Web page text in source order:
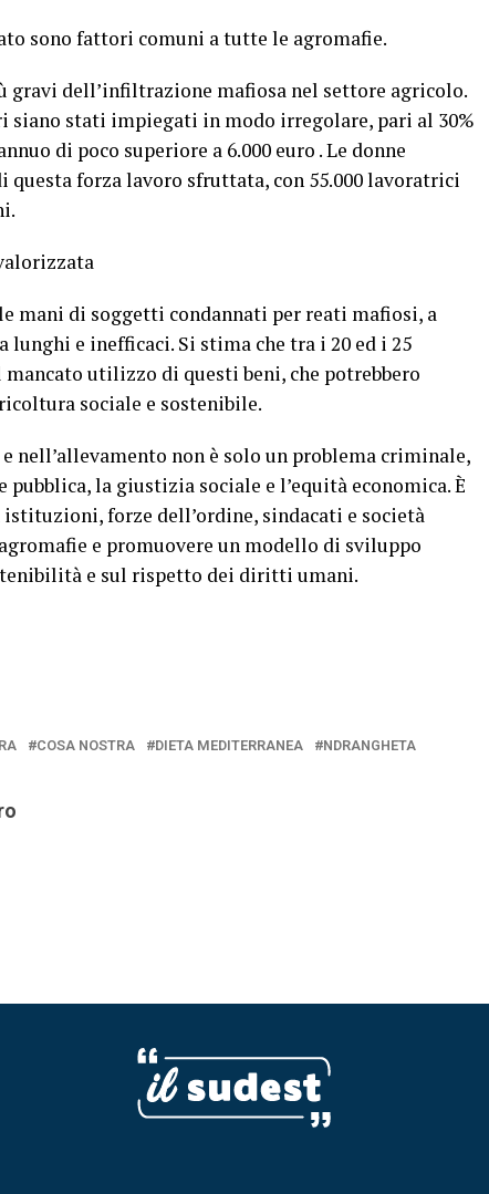
sono fattori comuni a tutte le agromafie.
gravi dell’infiltrazione mafiosa nel settore agricolo.
siano stati impiegati in modo irregolare, pari al 30%
di poco superiore a 6.000 euro . Le donne
forza lavoro sfruttata, con 55.000 lavoratrici
mani di soggetti condannati per reati mafiosi, a
lunghi e inefficaci. Si stima che tra i 20 ed i 25
utilizzo di questi beni, che potrebbero
sociale e sostenibile.
nell’allevamento non è solo un problema criminale,
la giustizia sociale e l’equità economica. È
forze dell’ordine, sindacati e società
e promuovere un modello di sviluppo
e sul rispetto dei diritti umani.
COSA NOSTRA DIETA MEDITERRANEA NDRANGHETA